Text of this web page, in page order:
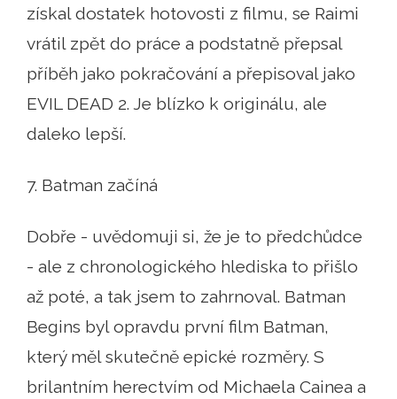
získal dostatek hotovosti z filmu, se Raimi
vrátil zpět do práce a podstatně přepsal
příběh jako pokračování a přepisoval jako
EVIL DEAD 2. Je blízko k originálu, ale
daleko lepší.
7. Batman začíná
Dobře - uvědomuji si, že je to předchůdce
- ale z chronologického hlediska to přišlo
až poté, a tak jsem to zahrnoval. Batman
Begins byl opravdu první film Batman,
který měl skutečně epické rozměry. S
brilantním herectvím od Michaela Cainea a